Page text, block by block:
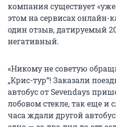
компания существует
этом на сервисах онлайн-
один отзыв, датируемый
негативный.
«Никому не советую
„Крис-тур“! Заказали
автобус от Sevendays
лобовом стекле, так еще и
часа ждали другой